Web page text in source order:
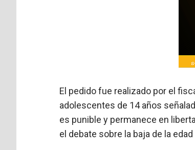
El pedido fue realizado por el
adolescentes de 14 años
es punible y permanece en
el debate sobre la baja de la